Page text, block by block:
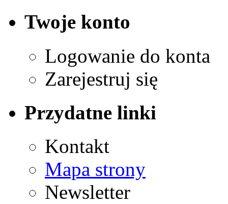
Twoje konto
Logowanie do konta
Zarejestruj się
Przydatne linki
Kontakt
Mapa strony
Newsletter